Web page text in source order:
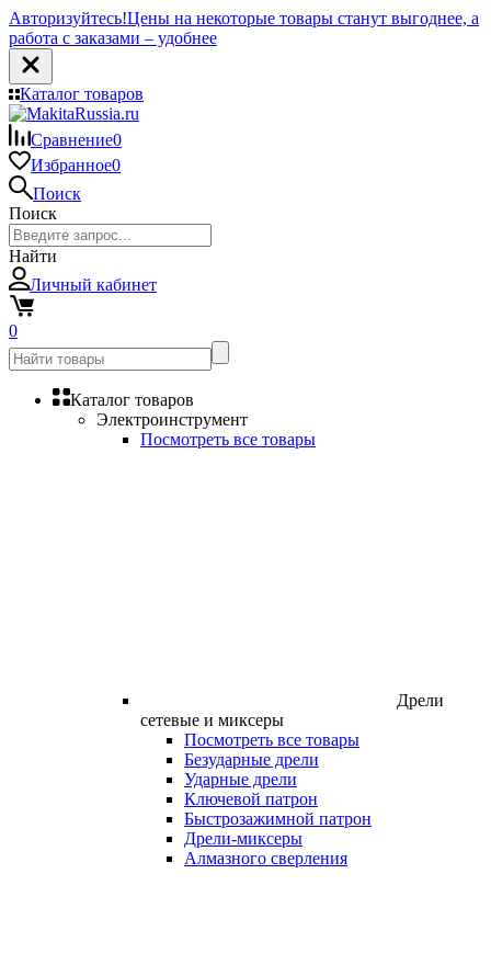
Авторизуйтесь!Цены на некоторые товары станут выгоднее, а
работа с заказами – удобнее
Каталог товаров
Сравнение0
Избранное0
Поиск
Поиск
Найти
Личный кабинет
0
Каталог товаров
Электроинструмент
Посмотреть все товары
Дрели
сетевые и миксеры
Посмотреть все товары
Безударные дрели
Ударные дрели
Ключевой патрон
Быстрозажимной патрон
Дрели-миксеры
Алмазного сверления